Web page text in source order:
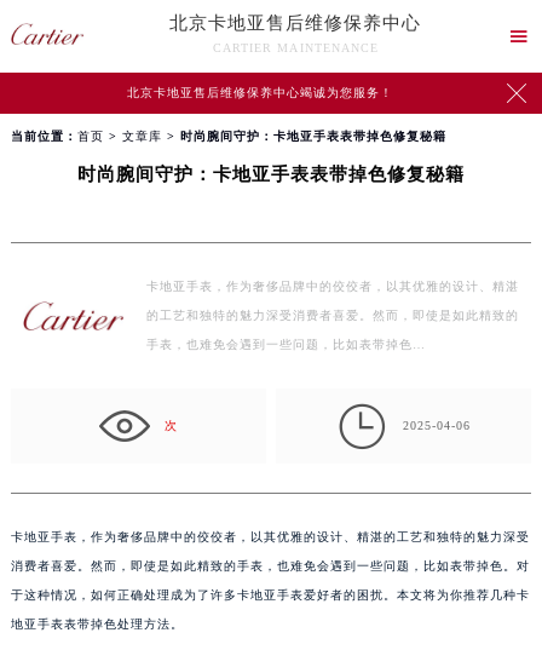
北京卡地亚售后维修保养中心
CARTIER MAINTENANCE

北京卡地亚售后维修保养中心竭诚为您服务！ 
当前位置： 首页 > 文章库 > 时尚腕间守护：卡地亚手表表带掉色修复秘籍
时尚腕间守护：卡地亚手表表带掉色修复秘籍
卡地亚手表，作为奢侈品牌中的佼佼者，以其优雅的设计、精湛
的工艺和独特的魅力深受消费者喜爱。然而，即使是如此精致的
手表，也难免会遇到一些问题，比如表带掉色…
次  2025-04-06
卡地亚手表，作为奢侈品牌中的佼佼者，以其优雅的设计、精湛的工艺和独特的魅力深受
消费者喜爱。然而，即使是如此精致的手表，也难免会遇到一些问题，比如表带掉色。对
于这种情况，如何正确处理成为了许多卡地亚手表爱好者的困扰。本文将为你推荐几种卡
地亚手表表带掉色处理方法。